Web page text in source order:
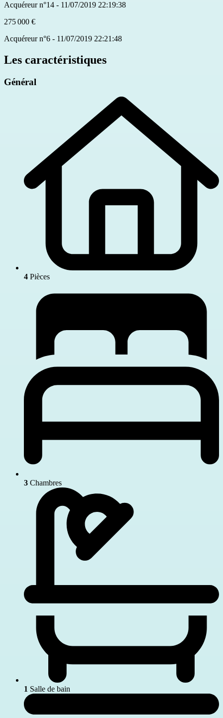
Acquéreur n°14 - 11/07/2019 22:19:38
275 000 €
Acquéreur n°6 - 11/07/2019 22:21:48
Les caractéristiques
Général
4 Pièces
3 Chambres
1 Salle de bain